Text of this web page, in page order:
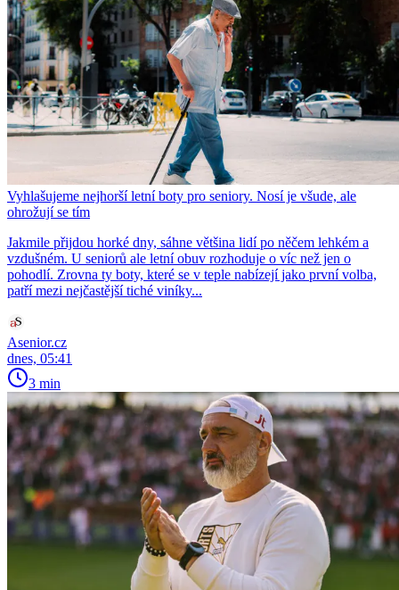
Vyhlašujeme nejhorší letní boty pro seniory. Nosí je všude, ale
ohrožují se tím
Jakmile přijdou horké dny, sáhne většina lidí po něčem lehkém a
vzdušném. U seniorů ale letní obuv rozhoduje o víc než jen o
pohodlí. Zrovna ty boty, které se v teple nabízejí jako první volba,
patří mezi nejčastější tiché viníky...
Asenior.cz
dnes, 05:41
3 min